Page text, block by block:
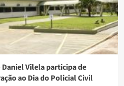
Vilela participa de
ao Dia do Policial Civil